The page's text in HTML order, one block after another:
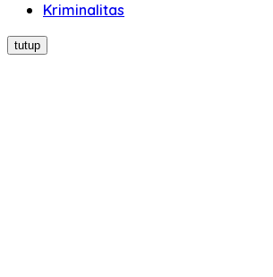
Kriminalitas
tutup